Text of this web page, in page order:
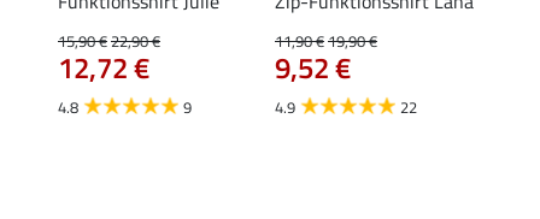
15,90 €22,90 €
12,72 €
4.8 9
11,90 €19,90 €
9,52 €
4.9 22